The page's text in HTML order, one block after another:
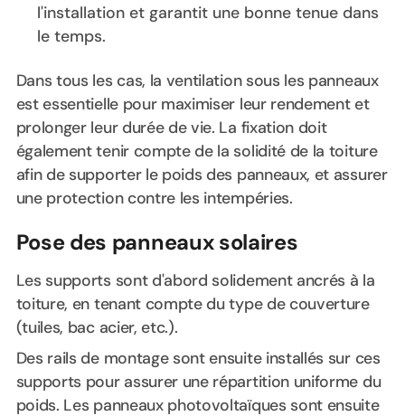
l'installation et garantit une bonne tenue dans
le temps.
Dans tous les cas, la ventilation sous les panneaux
est essentielle pour maximiser leur rendement et
prolonger leur durée de vie. La fixation doit
également tenir compte de la solidité de la toiture
afin de supporter le poids des panneaux, et assurer
une protection contre les intempéries.
Pose des panneaux solaires
Les supports sont d'abord solidement ancrés à la
toiture, en tenant compte du type de couverture
(tuiles, bac acier, etc.).
Des rails de montage sont ensuite installés sur ces
supports pour assurer une répartition uniforme du
poids. Les panneaux photovoltaïques sont ensuite